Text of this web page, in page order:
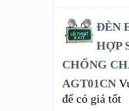
ĐÈN
HỢP
CHỐNG
AGT01CN
để có giá tốt